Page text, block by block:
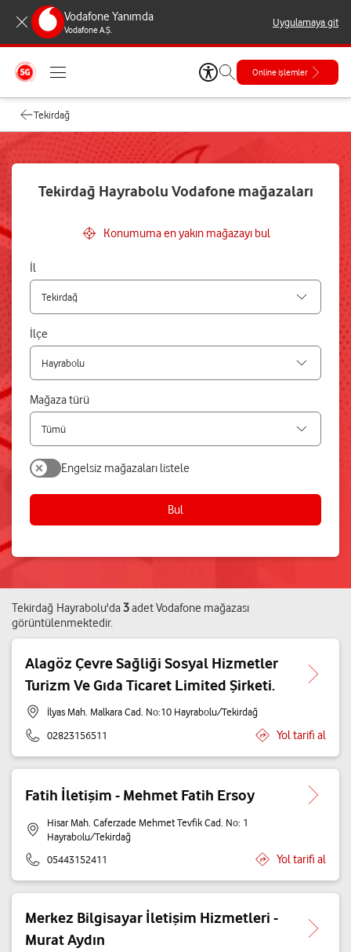
Vodafone Yanımda
Vodafone A.Ş.
Uygulamaya git
Online işlemler
Tekirdağ
Tekirdağ Hayrabolu Vodafone mağazaları
Konumuma en yakın mağazayı bul
İl
İlçe
Mağaza türü
Bul
Engelsiz mağazaları listele
Tekirdağ Hayrabolu'da3adetVodafone mağazası
görüntülenmektedir.
Alagöz Çevre Sağliği Sosyal Hizmetler
Turizm Ve Gıda Ticaret Limited Şirketi.
İlyas Mah. Malkara Cad. No:10 Hayrabolu/Tekirdağ
02823156511
Yol tarifi al
Fatih İletişim - Mehmet Fatih Ersoy
Hisar Mah. Caferzade Mehmet Tevfik Cad. No: 1
Hayrabolu/Tekirdağ
05443152411
Yol tarifi al
Merkez Bilgisayar İletişim Hizmetleri -
Murat Aydın